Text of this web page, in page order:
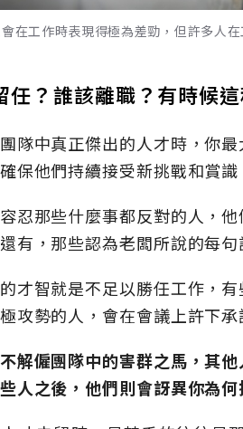
在工作時表現得極為差勁，但許多人
任？誰該離職？有時候
隊中真正傑出的人才時，你
保他們持續接受新挑戰和賞識
忍那些什麼事都反對的人，
有，那些認為老闆所說的每
才智就是不足以勝任工作，
攻勢的人，會在會議上許下
解僱團隊中的害群之馬，其
人之後，他們則會訝異你為